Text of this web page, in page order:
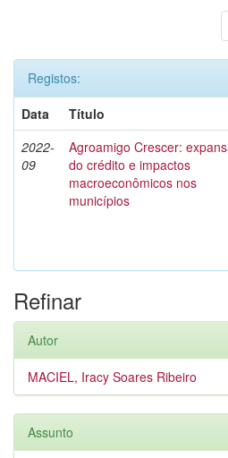
Registos:
Data
Título
2022-
09
Agroamigo Crescer:
do crédito e impactos
macroeconômicos nos
municípios
Refinar
Autor
MACIEL, Iracy Soares Ribeiro
Assunto